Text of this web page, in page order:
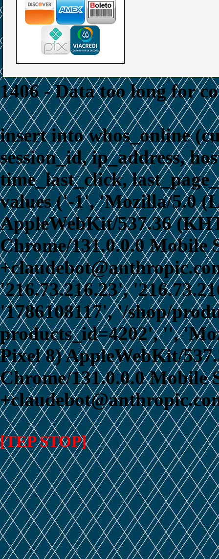
1406 - Data too long for
insert into whos_online
session_id, ip_address,
time_last_click,
values ('-1', 'Mozilla/5.0
AppleWebKit/537.36
Chrome/131.0.0.0 Mobile
'216.73.216.23',
'1786108117', '/shop/
products_id=4202', '',
Pixel 8) AppleWebKit/
Chrome/131.0.0.0 Mobile
[TEP STOP]